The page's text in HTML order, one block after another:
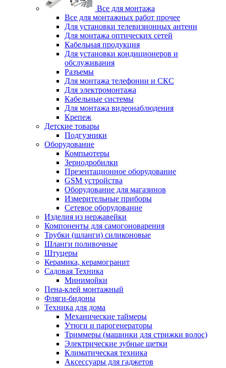
Все для монтажа
Все для монтажных работ прочее
Для установки телевизионных антенн
Для монтажа оптических сетей
Кабельная продукция
Для установки кондиционеров и
обслуживания
Разъемы
Для монтажа телефонии и СКС
Для электромонтажа
Кабельные системы
Для монтажа видеонаблюдения
Крепеж
Детские товары
Подгузники
Оборудование
Компьютеры
Зернодробилки
Презентационное оборудование
GSM устройства
Оборудование для магазинов
Измерительные приборы
Сетевое оборудование
Изделия из нержавейки
Компоненты для самогоноварения
Трубки (шланги) силиконовые
Шланги поливочные
Штуцеры
Керамика, керамогранит
Садовая Техника
Минимойки
Пена-клей монтажный
Фляги-бидоны
Техника для дома
Механические таймеры
Утюги и парогенераторы
Триммеры (машинки для стрижки волос)
Электрические зубные щетки
Климатическая техника
Аксессуары для гаджетов